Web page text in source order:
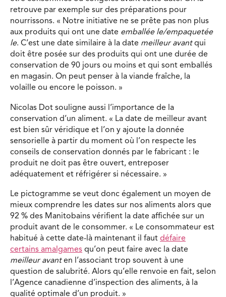
retrouve par exemple sur des préparations pour
nourrissons. « Notre initiative ne se prête pas non plus
aux produits qui ont une date emballée le/empaquetée
le. C’est une date similaire à la date meilleur avantqui
doit être posée sur des produits qui ont une durée de
conservation de 90 jours ou moins et qui sont emballés
en magasin. On peut penser à la viande fraîche, la
volaille ou encore le poisson. »
Nicolas Dot souligne aussi l’importance de la
conservation d’un aliment. « La date de meilleur avant
est bien sûr véridique et l’on y ajoute la donnée
sensorielle à partir du moment où l’on respecte les
conseils de conservation donnés par le fabricant : le
produit ne doit pas être ouvert, entreposer
adéquatement et réfrigérer si nécessaire. »
Le pictogramme se veut donc également un moyen de
mieux comprendre les dates sur nos aliments alors que
92 % des Manitobains vérifient la date affichée sur un
produit avant de le consommer. « Le consommateur est
habitué à cette date-là maintenant il faut défaire
certains amalgames qu’on peut faire avec la date
meilleur avanten l’associant trop souvent à une
question de salubrité. Alors qu’elle renvoie en fait, selon
l’Agence canadienne d’inspection des aliments, à la
qualité optimale d’un produit. »